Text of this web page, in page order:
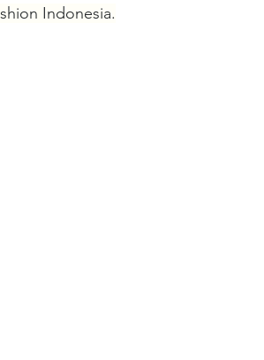
Indonesia.